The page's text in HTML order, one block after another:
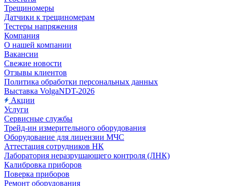
Трещиномеры
Датчики к трещиномерам
Тестеры напряжения
Компания
О нашей компании
Вакансии
Свежие новости
Отзывы клиентов
Политика обработки персональных данных
Выставка VolgaNDT-2026
Акции
Услуги
Сервисные службы
Трейд-ин измерительного оборудования
Оборудование для лицензии МЧС
Аттестация сотрудников НК
Лаборатория неразрушающего контроля (ЛНК)
Калибровка приборов
Поверка приборов
Ремонт оборудования